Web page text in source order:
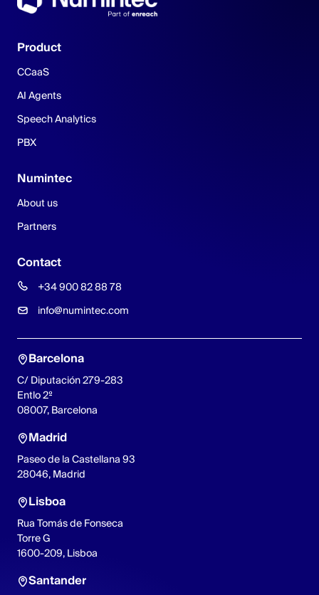
Product
CCaaS
AI Agents
Speech Analytics
PBX
Numintec
About us
Partners
Contact
+34 900 82 88 78
info@numintec.com
Barcelona
C/ Diputación 279-283
Entlo 2º
08007, Barcelona
Madrid
Paseo de la Castellana 93
28046, Madrid
Lisboa
Rua Tomás de Fonseca
Torre G
1600-209, Lisboa
Santander